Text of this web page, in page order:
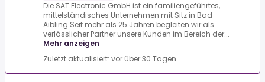
Die SAT Electronic GmbH ist ein familiengeführtes,
mittelständisches Unternehmen mit Sitz in Bad
Aibling.Seit mehr als 25 Jahren begleiten wir als
verlässlicher Partner unsere Kunden im Bereich der...
Mehr anzeigen
Zuletzt aktualisiert: vor über 30 Tagen